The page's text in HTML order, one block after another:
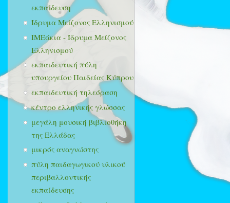
εκπαίδευση
Ίδρυμα Μείζονος Ελληνισμού
ΙΜΕάκια - Ίδρυμα Μείζονος
Ελληνισμού
εκπαιδευτική πύλη
υπουργείου Παιδείας Κύπρου
εκπαιδευτική τηλεόραση
κέντρο ελληνικής γλώσσας
μεγάλη μουσική βιβλιοθήκη
της Ελλάδας
μικρός αναγνώστης
πύλη παιδαγωγικού υλικού
περιβαλλοντικής
εκπαίδευσης